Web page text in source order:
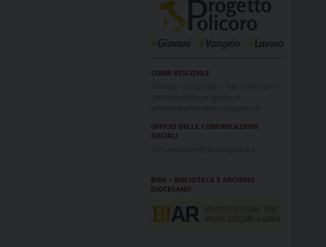
CURIA VESCOVILE
Telefono 0759273980 – Fax 0759276316
cancelliere@diocesigubbio.it
amministrazione@diocesigubbio.it
UFFICIO DELLE COMUNICAZIONI
SOCIALI
comunicazione@diocesigubbio.it
BIAR – BIBLIOTECA E ARCHIVIO
DIOCESANO